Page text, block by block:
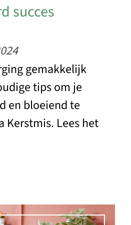
succes
gemakkelijk
tips om je
en bloeiend te
Kerstmis. Lees het